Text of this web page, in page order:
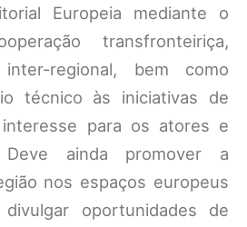
Europeia mediante o
transfronteiriça,
regional, bem como
técnico às iniciativas de
para os atores e
Deve ainda promover a
nos espaços europeus
oportunidades de